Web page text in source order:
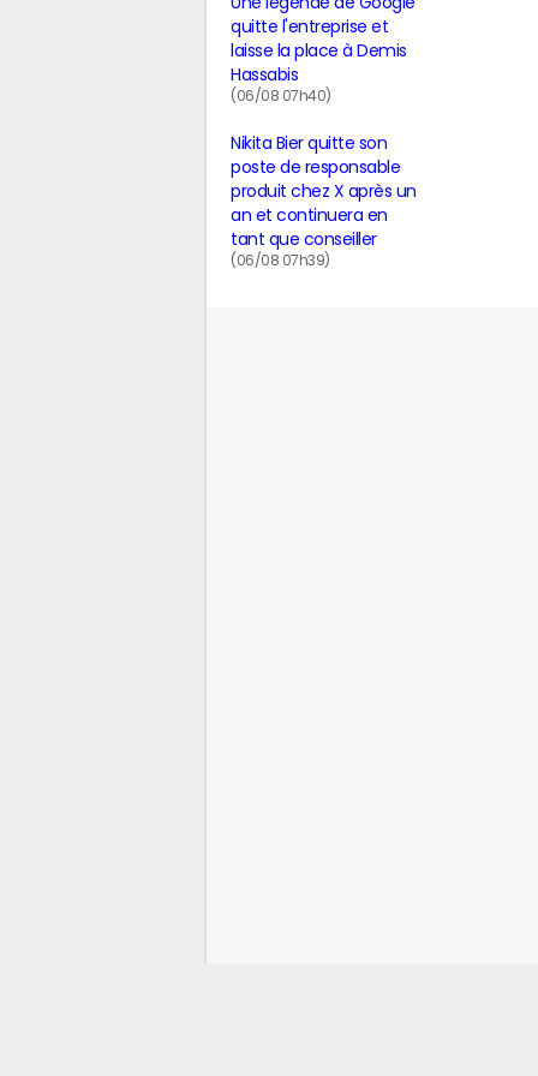
quitte l'entreprise et
laisse la place à Demis
Hassabis
(06/08 07h40)
Nikita Bier quitte son
poste de responsable
produit chez X après un
an et continuera en
tant que conseiller
(06/08 07h39)